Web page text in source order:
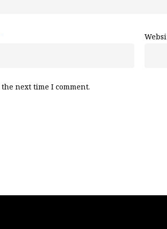
next time I comment.